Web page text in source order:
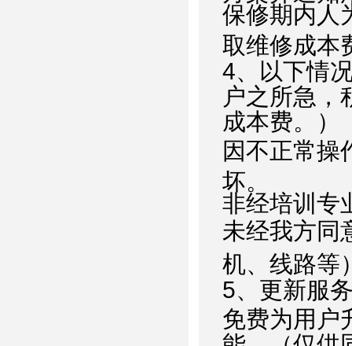
保修期内人
取维修成本
4、以下情
户之所急，
成本费。）
因不正常操
坏。
非经培训专
未经我方同
机、线路等
5、更新服
免费为用户